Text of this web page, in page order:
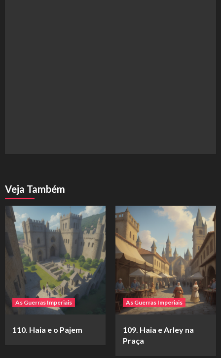
Veja Também
As Guerras Imperiais
110. Haia e o Pajem
As Guerras Imperiais
109. Haia e Arley na
Praça